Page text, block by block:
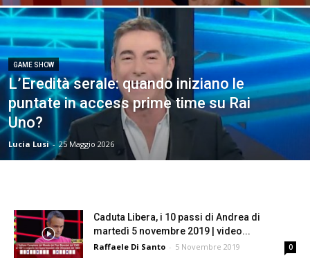
GAME SHOW
L’Eredità serale: quando iniziano le
puntate in access prime time su Rai
Uno?
Lucia Lusi - 25 Maggio 2026
Caduta Libera, i 10 passi di Andrea di
martedì 5 novembre 2019 | video...
Raffaele Di Santo - 5 Novembre 2019 0